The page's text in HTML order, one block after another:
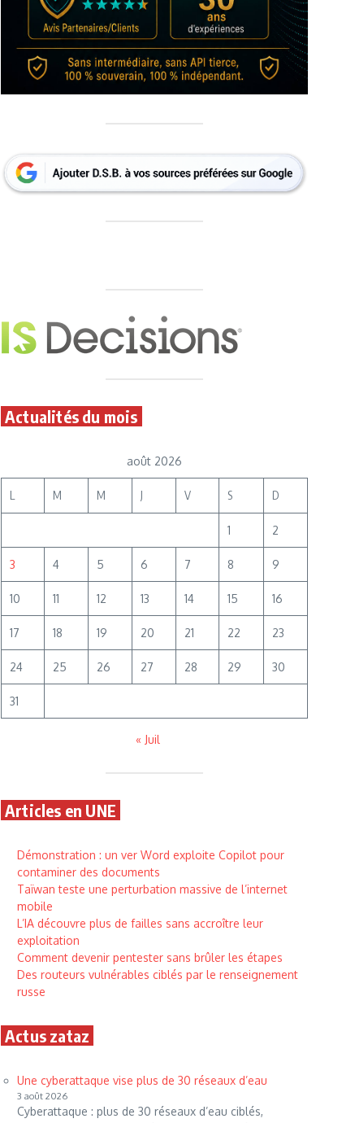
Actualités du mois
août 2026
L M M J V S D
1 2
3 4 5 6 7 8 9
10 11 12 13 14 15 16
17 18 19 20 21 22 23
24 25 26 27 28 29 30
31
« Juil
Articles en UNE
Démonstration : un ver Word exploite Copilot pour
contaminer des documents
Taïwan teste une perturbation massive de l’internet
mobile
L’IA découvre plus de failles sans accroître leur
exploitation
Comment devenir pentester sans brûler les étapes
Des routeurs vulnérables ciblés par le renseignement
russe
Actus zataz
Une cyberattaque vise plus de 30 réseaux d’eau
3 août 2026
Cyberattaque : plus de 30 réseaux d’eau ciblés,